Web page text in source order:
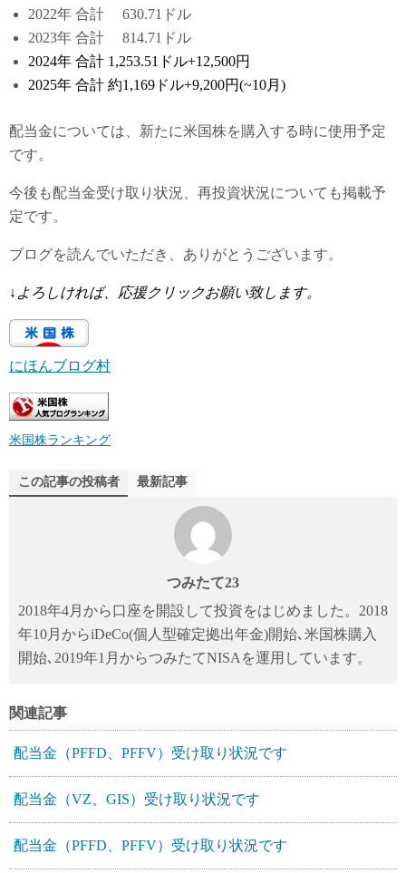
2022年 合計 630.71ドル
2023年 合計 814.71ドル
2024年 合計 1,253.51ドル+12,500円
2025年 合計 約1,169ドル+9,200円(~10月)
配当金については、新たに米国株を購入する時に使用予定
です。
今後も配当金受け取り状況、再投資状況についても掲載予
定です。
ブログを読んでいただき、ありがとうございます。
↓ よろしければ、応援クリックお願い致します。
にほんブログ村
米国株ランキング
この記事の投稿者 最新記事
つみたて23
2018年4月から口座を開設して投資をはじめました。2018
年10月からiDeCo(個人型確定拠出年金)開始､米国株購入
開始､2019年1月からつみたてNISAを運用しています。
関連記事
配当金（PFFD、PFFV）受け取り状況です
配当金（VZ、GIS）受け取り状況です
配当金（PFFD、PFFV）受け取り状況です